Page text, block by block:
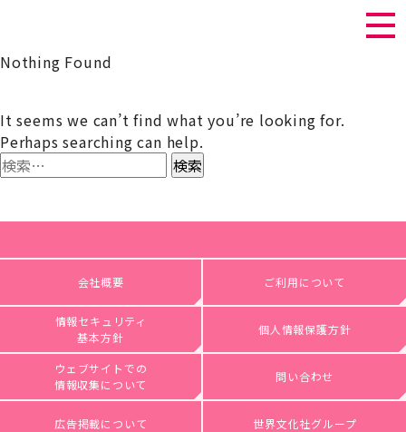
Nothing Found
It seems we can’t find what you’re looking for.
Perhaps searching can help.
検
索:
会社概要 ご利用について
情報セキュリティ
基本方針
個人情報保護方針
ウェブサイトでの
情報収集について
問い合わせ
広告掲載について 世界文化社グループ